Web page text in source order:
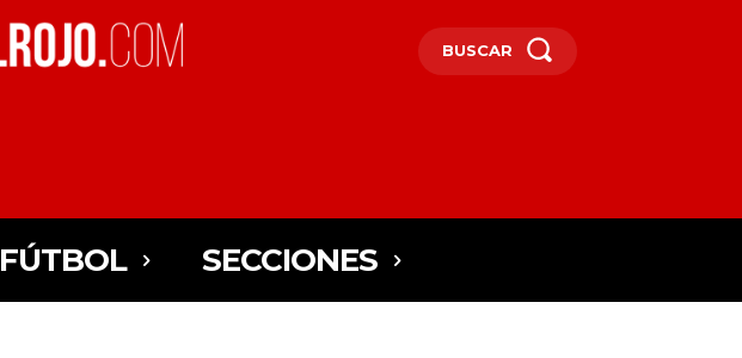
BUSCAR
FÚTBOL SECCIONES